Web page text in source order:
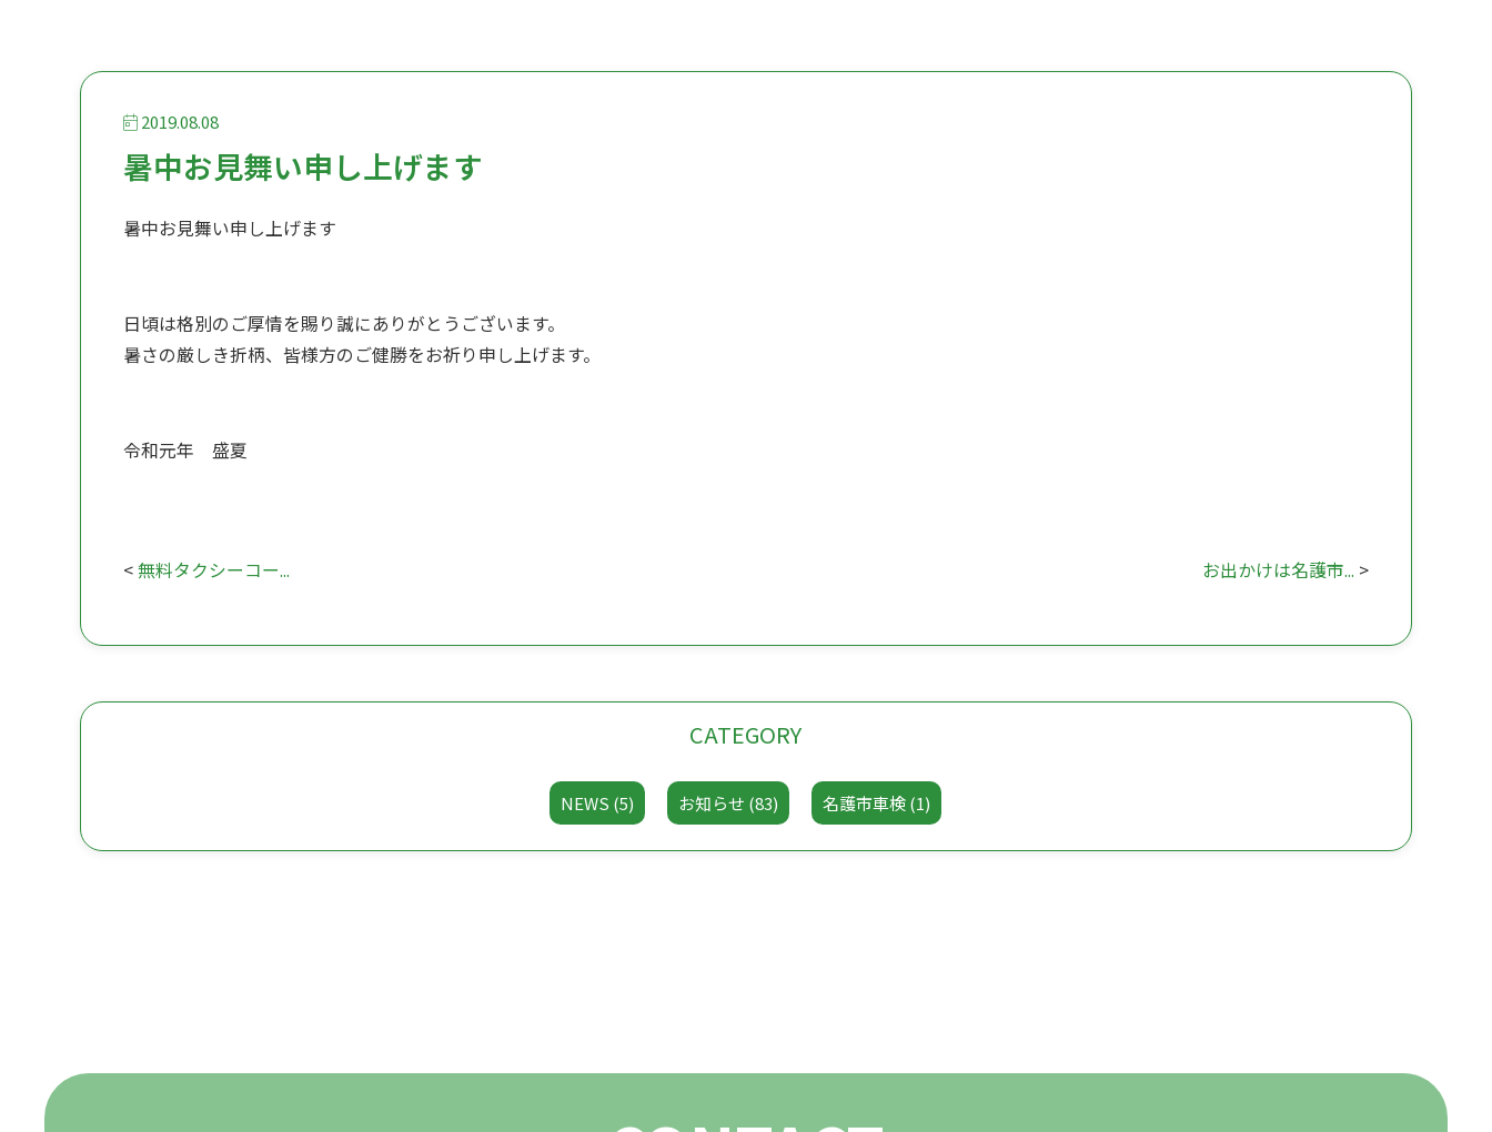
2019.08.08
暑中お見舞い申し上げます
暑中お見舞い申し上げます
日頃は格別のご厚情を賜り誠にありがとうございます。
暑さの厳しき折柄、皆様方のご健勝をお祈り申し上げます。
令和元年 盛夏
<無料タクシーコー... お出かけは名護市... >
CATEGORY
NEWS (5) お知らせ (83) 名護市車検 (1)